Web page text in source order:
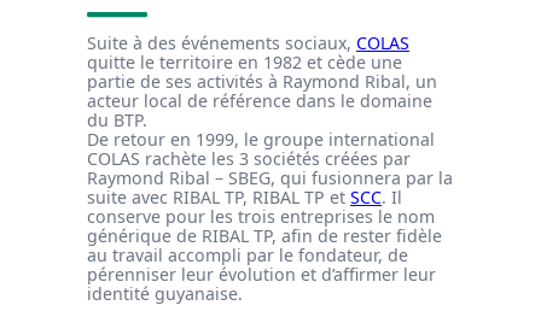
Suite à des événements sociaux, COLAS
quitte le territoire en 1982 et cède une
partie de ses activités à Raymond Ribal, un
acteur local de référence dans le domaine
du BTP.
De retour en 1999, le groupe international
COLAS rachète les 3 sociétés créées par
Raymond Ribal – SBEG, qui fusionnera par la
suite avec RIBAL TP, RIBAL TP et SCC. Il
conserve pour les trois entreprises le nom
générique de RIBAL TP, afin de rester fidèle
au travail accompli par le fondateur, de
pérenniser leur évolution et d’affirmer leur
identité guyanaise.